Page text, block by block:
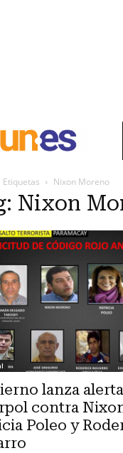
Etiquetas Nixon Moreno
Nixon
lanza
contra
Poleo y